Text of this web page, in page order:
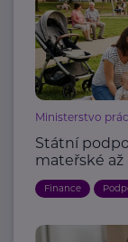
Ministerstvo
Státní
mateřské
Finance